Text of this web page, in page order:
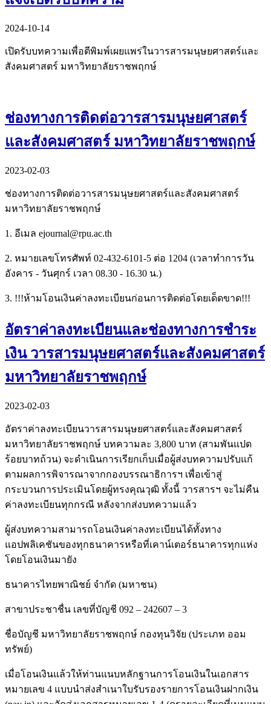
2024-10-14
เปิดรับบทความเพื่อตีพิมพ์เผยแพร่ในวารสารมนุษยศาสตร์และ
สังคมศาสตร์ มหาวิทยาลัยราชพฤกษ์
ช่องทางการติดต่อวารสารมนุษยศาสตร์
และสังคมศาสตร์ มหาวิทยาลัยราชพฤกษ์
2023-02-03
ช่องทางการติดต่อวารสารมนุษยศาสตร์และสังคมศาสตร์
มหาวิทยาลัยราชพฤกษ์
1. อีเมล ejournal@rpu.ac.th
2. หมายเลขโทรศัพท์ 02-432-6101-5 ต่อ 1204 (เวลาทำการวัน
อังคาร - วันศุกร์ เวลา 08.30 - 16.30 น.)
3. !!!ห้ามโอนเงินค่าลงทะเบียนก่อนการติดต่อโดยเด็ดขาด!!!
อัตราค่าลงทะเบียนและช่องทางการชำระ
เงิน วารสารมนุษยศาสตร์และสังคมศาสตร์
มหาวิทยาลัยราชพฤกษ์
2023-02-03
อัตราค่าลงทะเบียนวารสารมนุษยศาสตร์และสังคมศาสตร์
มหาวิทยาลัยราชพฤกษ์ บทความละ 3,800 บาท (สามพันแปด
ร้อยบาทถ้วน) จะดำเนินการเรียกเก็บเมื่อผู้ส่งบทความปรับแก้
ตามผลการพิจารณาจากกองบรรณาธิการฯ เพื่อเข้าสู่
กระบวนการประเมินโดยผู้ทรงคุณวุฒิ ทั้งนี้ วารสารฯ จะไม่คืน
ค่าลงทะเบียนทุกกรณี หลังจากส่งบทความแล้ว
ผู้ส่งบทความสามารถโอนเงินค่าลงทะเบียนได้ทั้งทาง
แอปพลิเคชันของทุกธนาคารหรือที่เคาน์เตอร์ธนาคารทุกแห่ง
โดยโอนเงินมายัง
ธนาคารไทยพาณิชย์ จำกัด (มหาชน)
สาขาประชาชื่น เลขที่บัญชี 092 – 242607 – 3
ชื่อบัญชี มหาวิทยาลัยราชพฤกษ์ กองทุนวิจัย (ประเภท ออม
ทรัพย์)
เมื่อโอนเงินแล้วให้ท่านแนบหลักฐานการโอนเงินในเอกสาร
หมายเลข 4 แบบนำส่งสำเนาใบรับรองรายการโอนเงินฝากเงิน